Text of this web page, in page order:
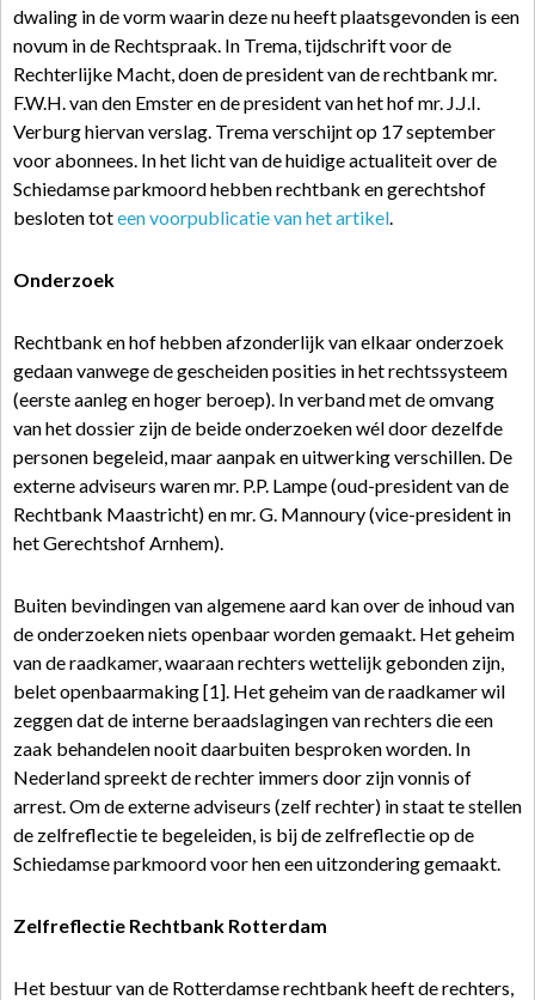
dwaling in de vorm waarin deze nu heeft plaatsgevonden is een
novum in de Rechtspraak. In Trema, tijdschrift voor de
Rechterlijke Macht, doen de president van de rechtbank mr.
F.W.H. van den Emster en de president van het hof mr. J.J.I.
Verburg hiervan verslag. Trema verschijnt op 17 september
voor abonnees. In het licht van de huidige actualiteit over de
Schiedamse parkmoord hebben rechtbank en gerechtshof
besloten toteen voorpublicatie van het artikel.
Onderzoek
Rechtbank en hof hebben afzonderlijk van elkaar onderzoek
gedaan vanwege de gescheiden posities in het rechtssysteem
(eerste aanleg en hoger beroep). In verband met de omvang
van het dossier zijn de beide onderzoeken wél door dezelfde
personen begeleid, maar aanpak en uitwerking verschillen. De
externe adviseurs waren mr. P.P. Lampe (oud-president van de
Rechtbank Maastricht) en mr. G. Mannoury (vice-president in
het Gerechtshof Arnhem).
Buiten bevindingen van algemene aard kan over de inhoud van
de onderzoeken niets openbaar worden gemaakt. Het geheim
van de raadkamer, waaraan rechters wettelijk gebonden zijn,
belet openbaarmaking [1]. Het geheim van de raadkamer wil
zeggen dat de interne beraadslagingen van rechters die een
zaak behandelen nooit daarbuiten besproken worden. In
Nederland spreekt de rechter immers door zijn vonnis of
arrest. Om de externe adviseurs (zelf rechter) in staat te stellen
de zelfreflectie te begeleiden, is bij de zelfreflectie op de
Schiedamse parkmoord voor hen een uitzondering gemaakt.
Zelfreflectie Rechtbank Rotterdam
Het bestuur van de Rotterdamse rechtbank heeft de rechters,